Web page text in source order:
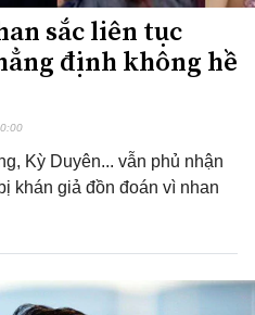
sắc liên tục
định không hề
Kỳ Duyên... vẫn phủ nhận
khán giả đồn đoán vì nhan